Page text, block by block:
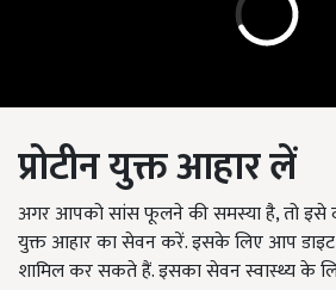
प्रोटीन युक्त आहार लें
अगर आपको सांस फूलने की समस्या है, तो इसे
युक्त आहार का सेवन करें. इसके लिए आप डाइट
शामिल कर सकते हैं. इसका सेवन स्वास्थ्य के